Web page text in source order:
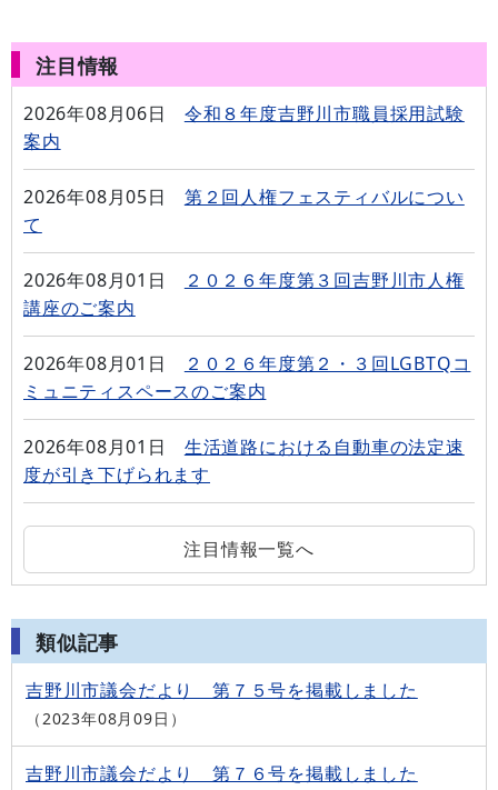
注目情報
2026年08月06日
令和８年度吉野川市職員採用試験
案内
2026年08月05日
第２回人権フェスティバルについ
て
2026年08月01日
２０２６年度第３回吉野川市人権
講座のご案内
2026年08月01日
２０２６年度第２・３回LGBTQコ
ミュニティスペースのご案内
2026年08月01日
生活道路における自動車の法定速
度が引き下げられます
注目情報一覧へ
類似記事
吉野川市議会だより 第７５号を掲載しました
2023年08月09日
吉野川市議会だより 第７６号を掲載しました